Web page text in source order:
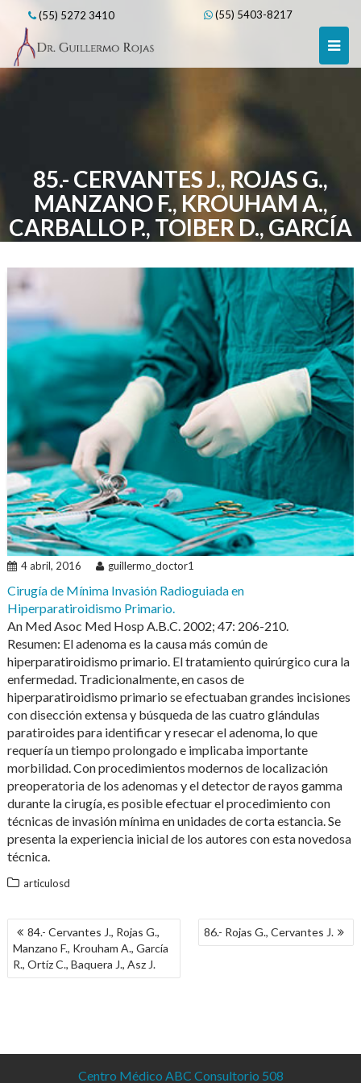
content
(55) 5272 3410 (55) 5403-8217
85.- CERVANTES J., ROJAS G.,
MANZANO F., KROUHAM A.,
CARBALLO P., TOIBER D., GARCÍA
4 abril, 2016 guillermo_doctor1
Cirugía de Mínima Invasión Radioguiada en
Hiperparatiroidismo Primario.
An Med Asoc Med Hosp A.B.C. 2002; 47: 206-210.
Resumen: El adenoma es la causa más común de
hiperparatiroidismo primario. El tratamiento quirúrgico cura la
enfermedad. Tradicionalmente, en casos de
hiperparatiroidismo primario se efectuaban grandes incisiones
con disección extensa y búsqueda de las cuatro glándulas
paratiroides para identificar y resecar el adenoma, lo que
requería un tiempo prolongado e implicaba importante
morbilidad. Con procedimientos modernos de localización
preoperatoria de los adenomas y el detector de rayos gamma
durante la cirugía, es posible efectuar el procedimiento con
técnicas de invasión mínima en unidades de corta estancia. Se
presenta la experiencia inicial de los autores con esta novedosa
técnica.
articulosd
NAVEGACIÓN
DE
ENTRADAS
84.- Cervantes J., Rojas G.,
Manzano F., Krouham A., García
R., Ortíz C., Baquera J., Asz J.
86.- Rojas G., Cervantes J.
Centro Médico ABC Consultorio 508